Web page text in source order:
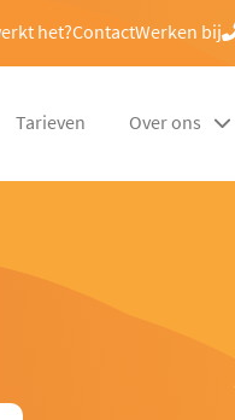
het?ContactWerken bij
Tarieven Over ons